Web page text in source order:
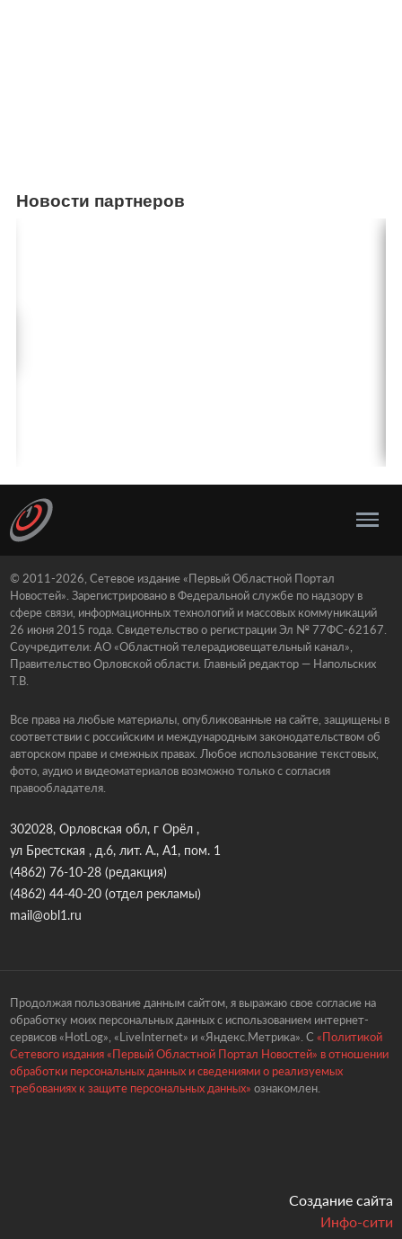
Новости партнеров
© 2011-2026, Сетевое издание «Первый Областной Портал
Новостей». Зарегистрировано в Федеральной службе по надзору в
сфере связи, информационных технологий и массовых коммуникаций
26 июня 2015 года. Свидетельство о регистрации Эл № 77ФС-62167.
Соучредители: АО «Областной телерадиовещательный канал»,
Правительство Орловской области. Главный редактор — Напольских
Т.В.
Все права на любые материалы, опубликованные на сайте, защищены в
соответствии с российским и международным законодательством об
авторском праве и смежных правах. Любое использование текстовых,
фото, аудио и видеоматериалов возможно только с согласия
правообладателя.
302028, Орловская обл, г Орёл ,
ул Брестская , д.6, лит. А., А1, пом. 1
(4862) 76-10-28(редакция)
(4862) 44-40-20(отдел рекламы)
mail@obl1.ru
Продолжая пользование данным сайтом, я выражаю свое согласие на
обработку моих персональных данных с использованием интернет-
сервисов «HotLog», «LiveInternet» и «Яндекс.Метрика». С «Политикой
Сетевого издания «Первый Областной Портал Новостей» в отношении
обработки персональных данных и сведениями о реализуемых
требованиях к защите персональных данных» ознакомлен.
Создание сайта
Инфо-сити